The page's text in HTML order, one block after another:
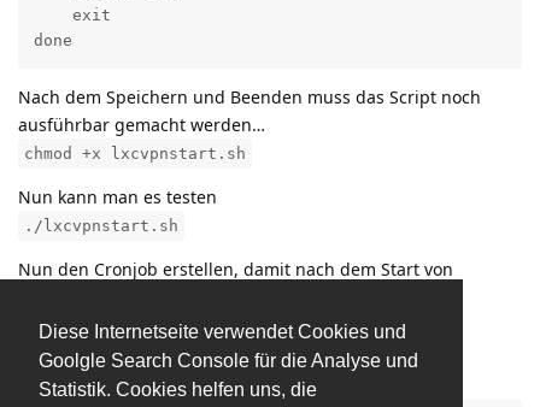
Diese Internetseite verwendet Cookies und
Goolgle Search Console für die Analyse und
Statistik. Cookies helfen uns, die
    exit
done
Nach dem Speichern und Beenden muss das Script noch
ausführbar gemacht werden…
chmod +x lxcvpnstart.sh
Nun kann man es testen
./lxcvpnstart.sh
Nun den Cronjob erstellen, damit nach dem Start von
nano /etc/crontab
Das angepasst einfügen…